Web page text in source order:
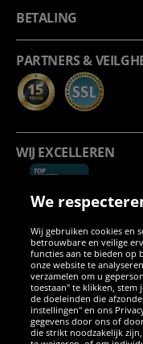
BETALING
PARTNERS &
WIJ EXCELLEREN
SOCIALE MEDIA
FacebookInstagram
We
Wij gebruiken cookies en
betrouwbare en veilige
functies aan te bieden op
onze website te
verzamelen om u
toestaan" te klikken, stem
de doeleinden die
instellingen" en ons
gegevens door ons of
die strikt noodzakelijk